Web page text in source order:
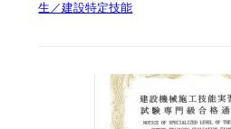
生／建設特定技能